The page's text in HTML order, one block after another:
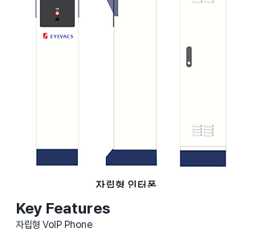
Key Features
자립형 VoIP Phone